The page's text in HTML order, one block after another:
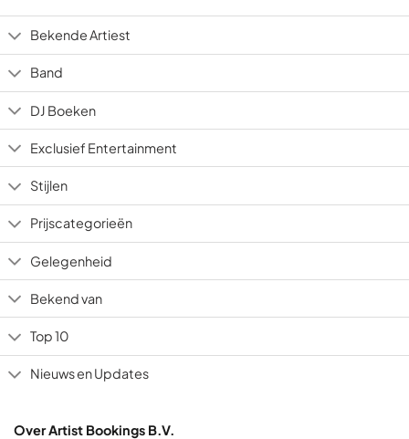
ratings
Bekende Artiest
Band
DJ Boeken
Exclusief Entertainment
Stijlen
Prijscategorieën
Gelegenheid
Bekend van
Top 10
Nieuws en Updates
Over Artist Bookings B.V.